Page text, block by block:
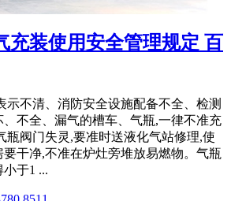
充装使用安全管理规定 百
示不清、消防安全设施配备不全、检测
不全、漏气的槽车、气瓶,一律不准充
瓶阀门失灵,要准时送液化气站修理,使
要干净,不准在炉灶旁堆放易燃物。气瓶
于1 ...